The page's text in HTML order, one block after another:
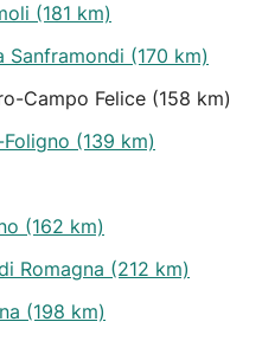
(181 km)
Sanframondi (170 km)
Campo Felice (158 km)
(139 km)
(162 km)
Romagna (212 km)
(198 km)